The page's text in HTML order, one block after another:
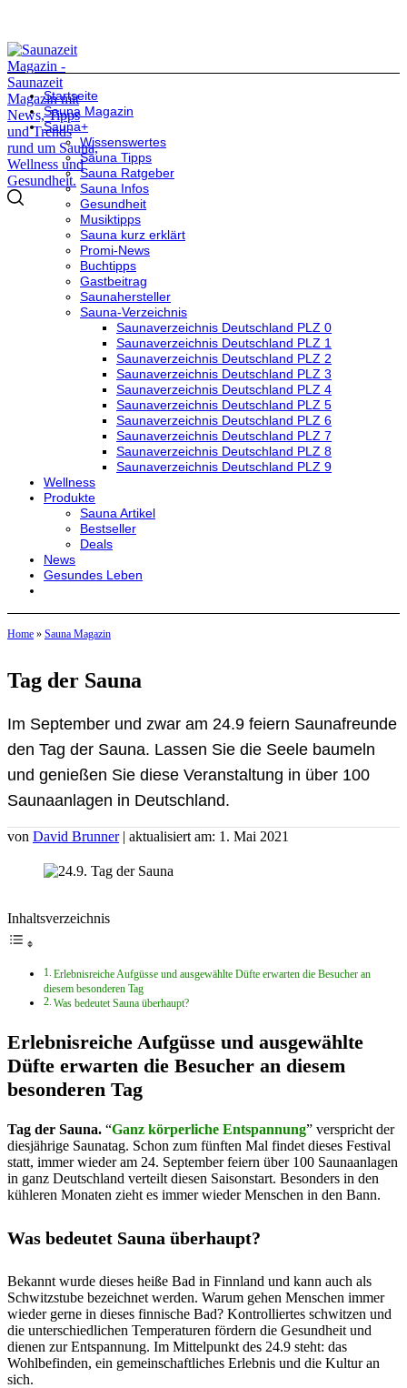
Startseite
Sauna Magazin
Sauna+
Wissenswertes
Sauna Tipps
Sauna Ratgeber
Sauna Infos
Gesundheit
Musiktipps
Sauna kurz erklärt
Promi-News
Buchtipps
Gastbeitrag
Saunahersteller
Sauna-Verzeichnis
Saunaverzeichnis Deutschland PLZ 0
Saunaverzeichnis Deutschland PLZ 1
Saunaverzeichnis Deutschland PLZ 2
Saunaverzeichnis Deutschland PLZ 3
Saunaverzeichnis Deutschland PLZ 4
Saunaverzeichnis Deutschland PLZ 5
Saunaverzeichnis Deutschland PLZ 6
Saunaverzeichnis Deutschland PLZ 7
Saunaverzeichnis Deutschland PLZ 8
Saunaverzeichnis Deutschland PLZ 9
Wellness
Produkte
Sauna Artikel
Bestseller
Deals
News
Gesundes Leben
Home » Sauna Magazin
Tag der Sauna
Im September und zwar am 24.9 feiern Saunafreunde
den Tag der Sauna. Lassen Sie die Seele baumeln
und genießen Sie diese Veranstaltung in über 100
Saunaanlagen in Deutschland.
von David Brunner | aktualisiert am: 1. Mai 2021
Inhaltsverzeichnis
Erlebnisreiche Aufgüsse und ausgewählte Düfte erwarten die Besucher an
diesem besonderen Tag
Was bedeutet Sauna überhaupt?
Erlebnisreiche Aufgüsse und ausgewählte
Düfte erwarten die Besucher an diesem
besonderen Tag
Tag der Sauna. “Ganz körperliche Entspannung” verspricht der
diesjährige Saunatag. Schon zum fünften Mal findet dieses Festival
statt, immer wieder am 24. September feiern über 100 Saunaanlagen
in ganz Deutschland verteilt diesen Saisonstart. Besonders in den
kühleren Monaten zieht es immer wieder Menschen in den Bann.
Was bedeutet Sauna überhaupt?
Bekannt wurde dieses heiße Bad in Finnland und kann auch als
Schwitzstube bezeichnet werden. Warum gehen Menschen immer
wieder gerne in dieses finnische Bad? Kontrolliertes schwitzen und
die unterschiedlichen Temperaturen fördern die Gesundheit und
dienen zur Entspannung. Im Mittelpunkt des 24.9 steht: das
Wohlbefinden, ein gemeinschaftliches Erlebnis und die Kultur an
sich.